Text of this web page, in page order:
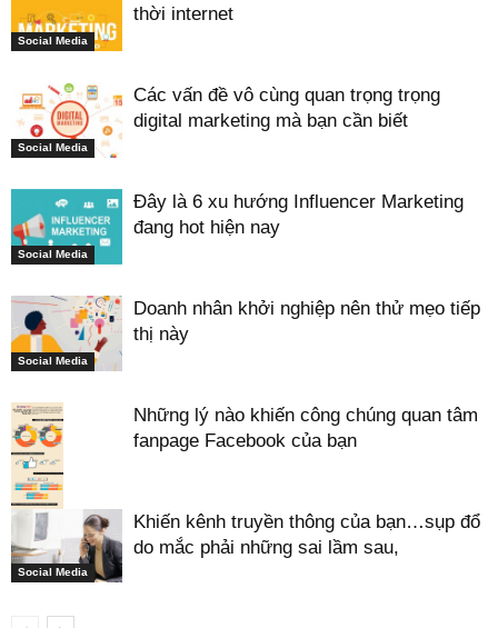
Social Media
thời internet
Social Media
Các vấn đề vô cùng quan trọng trọng
digital marketing mà bạn cần biết
Social Media
Đây là 6 xu hướng Influencer Marketing
đang hot hiện nay
Social Media
Doanh nhân khởi nghiệp nên thử mẹo tiếp
thị này
Social Media
Những lý nào khiến công chúng quan tâm
fanpage Facebook của bạn
Social Media
Khiến kênh truyền thông của bạn…sụp đổ
do mắc phải những sai lầm sau,